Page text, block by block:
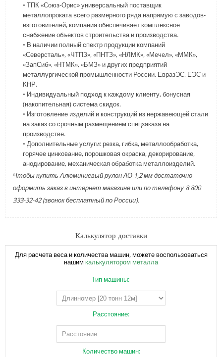
• ТПК «Союз-Орис» универсальный поставщик
металлопроката всего размерного ряда напрямую с заводов-
изготовителей, компания обеспечивает комплексное
снабжение объектов строительства и производства.
• В наличии полный спектр продукции компаний
«Северсталь», «ЧТПЗ», «ПНТЗ», «НЛМК», «Мечел», «ММК»,
«ЗапСиб», «НТМК», «БМЗ» и других предприятий
металлургической промышленности России, ЕвразЭС, ЕЭС и
КНР.
• Индивидуальный подход к каждому клиенту, бонусная
(накопительная) система скидок.
• Изготовление изделий и конструкций из нержавеющей стали
на заказ со срочным размещением спецзаказа на
производстве.
• Дополнительные услуги: резка, гибка, металлообработка,
горячее цинкование, порошковая окраска, декорирование,
анодирование, механическая обработка металлоизделий.
Чтобы купить Алюминиевый рулон АО 1,2 мм достаточно
оформить заказ в интернет магазине или по телефону 8 800
333-32-42 (звонок бесплатный по России).
Калькулятор доставки
Для расчета веса и количества машин, можете воспользоваться
нашим калькулятором металла
Тип машины:
Расстояние:
Количество машин: